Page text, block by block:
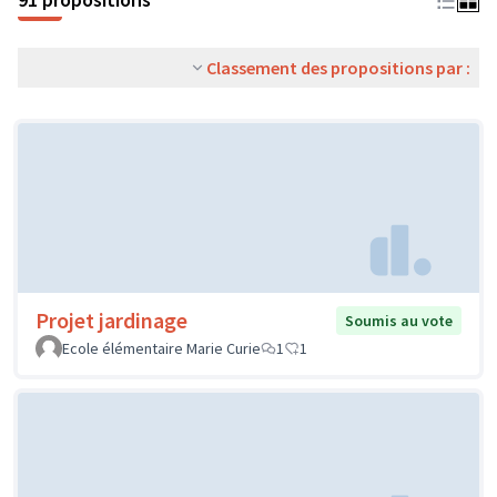
Classement des propositions par :
Projet jardinage
Soumis au vote
Ecole élémentaire Marie Curie
1 1